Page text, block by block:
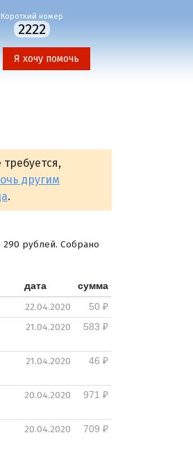
Короткий номер
2222
Я хочу помочь
другим
.
рублей. Собрано
дата
сумма
22.04.2020
50 ₽
21.04.2020 583 ₽
21.04.2020 46 ₽
20.04.2020 971 ₽
20.04.2020 709 ₽